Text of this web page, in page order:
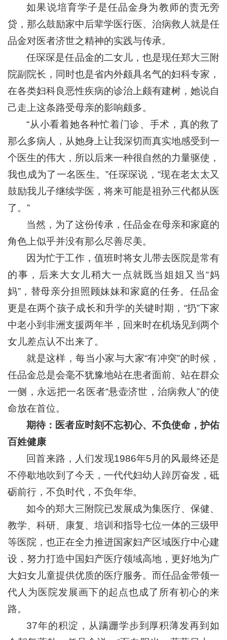
如果说培育学子是任品金身为教师的责无旁
贷，那么鼓励家中后辈学医行医、治病救人就是任
品金对医者济世之精神的实践与传承。
任琛琛是任品金的二女儿，也是现任郑大三附
院副院长，同时也是省内外颇具名气的妇科专家，
在各类妇科良恶性疾病的诊治上颇有建树，她说自
己走上这条路受母亲的影响颇多。
“从小看着她各种忙着门诊、手术，真的救了
那么多病人，从她身上让我深切而真实地感受到一
个医生的伟大，所以后来一种很自然的力量驱使，
我也成为了一名医生。”任琛琛说，“现在老太太又
鼓励我儿子继续学医，将来可能是祖孙三代都从医
了。”
当然，为了这份传承，任品金在母亲和家庭的
角色上似乎并没有那么尽善尽美。
因为忙于工作，值班时将女儿带去医院是常有
的事，后来大女儿稍大一点就既当姐姐又当“妈
妈”，替母亲分担照顾妹妹和家庭的任务。任品金
更是在两个孩子成长和升学的关键时期，“扔”下家
中老小到非洲支援两年半，回来时在机场见到两个
女儿差点认不出来了。
就是这样，每当小家与大家“有冲突”的时候，
任品金总是会毫不犹豫地站在患者面前、站在群众
一侧，永远把一名医者“悬壶济世，治病救人”的使
命放在首位。
期待： 医者应时刻不忘初心、不负使命，护佑
百姓健康
回首来路，人们发现1986年5月的风最终还是
不停歇地吹到了今天，一代代妇幼人踔厉奋发，砥
砺前行，不负时代，不负年华。
如今的郑大三附院已发展成为集医疗、保健、
教学、科研、康复、培训和指导七位一体的三级甲
等医院，也正在全力推进国家妇产区域医疗中心建
设，努力打造中国妇产医疗领域高地，更好地为广
大妇女儿童提供优质的医疗服务。而任品金带领一
代人为医院发展画下的起点也成了所有初心的来
路。
37年的积淀，从蹒跚学步到厚积薄发再到如